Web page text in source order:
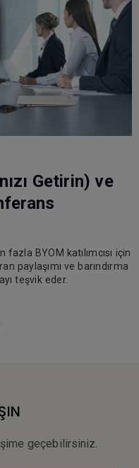
Getirin) ve
BYOM katılımcısı için
paylaşımı ve barındırma
teşvik eder.
geçebilirsiniz.